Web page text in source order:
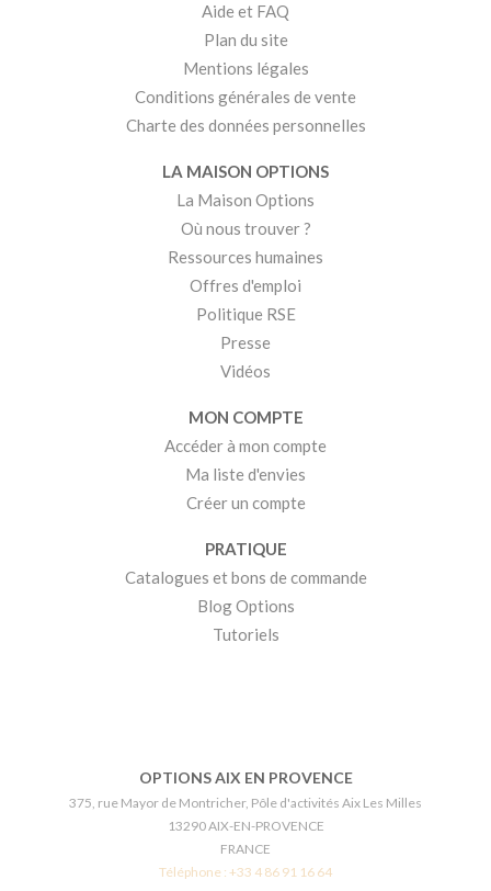
Aide et FAQ
Plan du site
Mentions légales
Conditions générales de vente
Charte des données personnelles
LA MAISON OPTIONS
La Maison Options
Où nous trouver ?
Ressources humaines
Offres d'emploi
Politique RSE
Presse
Vidéos
MON COMPTE
Accéder à mon compte
Ma liste d'envies
Créer un compte
PRATIQUE
Catalogues et bons de commande
Blog Options
Tutoriels
OPTIONS AIX EN PROVENCE
375, rue Mayor de Montricher, Pôle d'activités Aix Les Milles
13290 AIX-EN-PROVENCE
FRANCE
Téléphone : +33 4 86 91 16 64